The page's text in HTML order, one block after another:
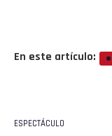
En este artículo:
ESPECTÁCULO